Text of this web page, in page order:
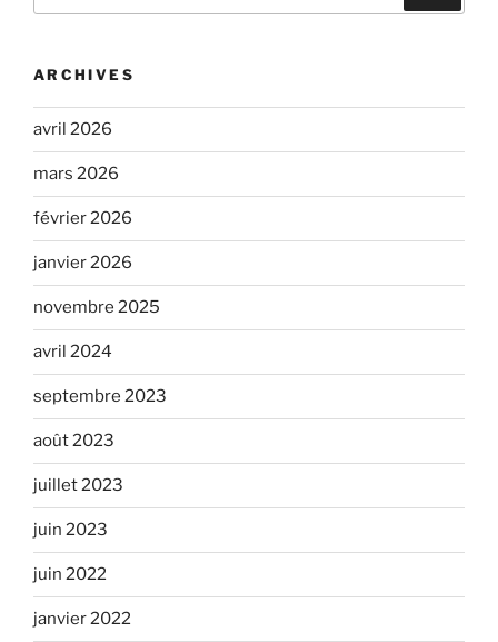
ARCHIVES
avril 2026
mars 2026
février 2026
janvier 2026
novembre 2025
avril 2024
septembre 2023
août 2023
juillet 2023
juin 2023
juin 2022
janvier 2022